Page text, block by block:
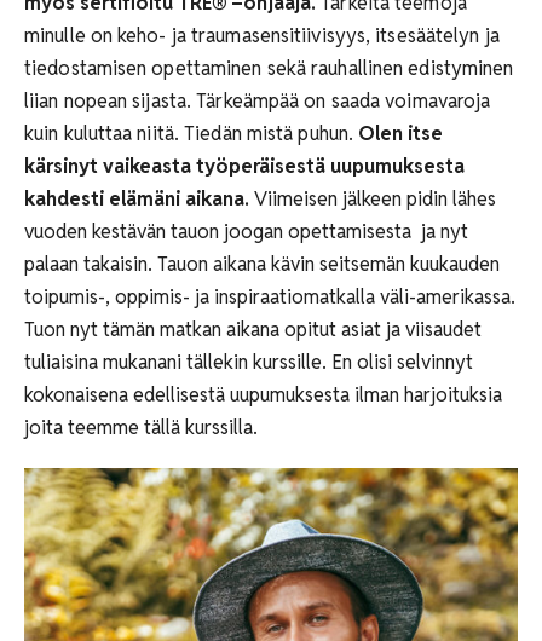
minulle on keho- ja traumasensitiivisyys, itsesäätelyn ja
tiedostamisen opettaminen sekä rauhallinen edistyminen
liian nopean sijasta. Tärkeämpää on saada voimavaroja
kuin kuluttaa niitä. Tiedän mistä puhun. Olen itse
kärsinyt vaikeasta työperäisestä uupumuksesta
kahdesti elämäni aikana. Viimeisen jälkeen pidin lähes
vuoden kestävän tauon joogan opettamisesta ja nyt
palaan takaisin. Tauon aikana kävin seitsemän kuukauden
toipumis-, oppimis- ja inspiraatiomatkalla väli-amerikassa.
Tuon nyt tämän matkan aikana opitut asiat ja viisaudet
tuliaisina mukanani tällekin kurssille. En olisi selvinnyt
kokonaisena edellisestä uupumuksesta ilman harjoituksia
joita teemme tällä kurssilla.